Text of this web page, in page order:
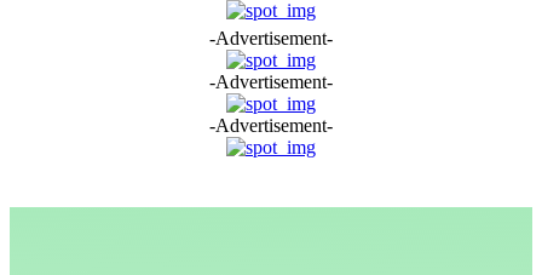
-Advertisement-
-Advertisement-
-Advertisement-